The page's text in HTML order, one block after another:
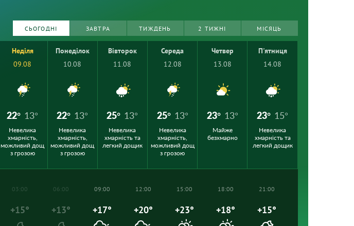
СЬОГОДНІ ЗАВТРА ТИЖДЕНЬ 2 ТИЖНІ МІСЯЦЬ
Неділя
09.08
22° 13°
Невелика
хмарність,
можливий дощ
з грозою
Понеділок
10.08
22° 13°
Невелика
хмарність,
можливий дощ
з грозою
Вівторок
11.08
25° 13°
Невелика
хмарність та
легкий дощик
Середа
12.08
25° 13°
Невелика
хмарність,
можливий дощ
з грозою
Четвер
13.08
23° 13°
Майже
безхмарно
П'ятниця
14.08
23° 15°
Невелика
хмарність та
легкий дощик
03:00
+15°
06:00
+13°
09:00
+17°
12:00
+20°
15:00
+23°
18:00
+18°
21:00
+15°